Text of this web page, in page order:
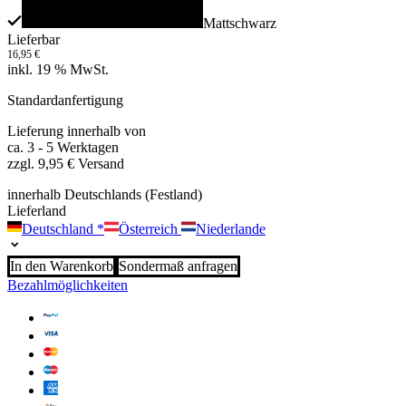
Mattschwarz
Lieferbar
16,95 €
inkl. 19 % MwSt.
Standardanfertigung
Lieferung innerhalb von
ca. 3 - 5 Werktagen
zzgl. 9,95 € Versand
innerhalb Deutschlands (Festland)
Lieferland
Deutschland * Österreich Niederlande
In den Warenkorb Sondermaß anfragen
Bezahlmöglichkeiten